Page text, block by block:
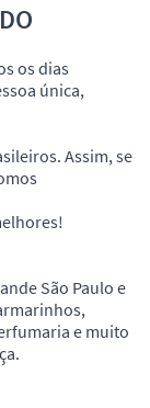
os dias
única,
Assim, se
São Paulo e
e muito